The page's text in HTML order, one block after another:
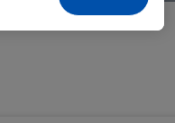
služieb spoločnosti
ktoré má